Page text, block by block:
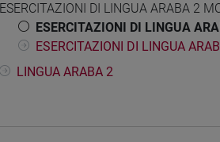
ESERCITAZIONI DI LINGUA ARABA 2
ESERCITAZIONI DI LINGUA
ESERCITAZIONI DI LINGUA
LINGUA ARABA 2